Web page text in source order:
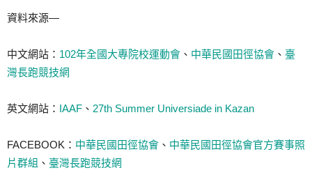
資料來源—
中文網站： 102年全國大專院校運動會 、 中華民國田徑協會 、 臺
灣長跑競技網
英文網站： IAAF 、 27th Summer Universiade in Kazan
FACEBOOK： 中華民國田徑協會 、 中華民國田徑協會官方賽事照
片群組 、 臺灣長跑競技網